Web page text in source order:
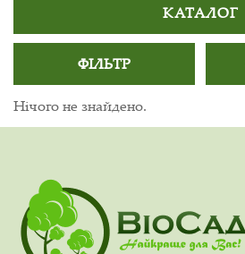
КАТАЛОГ
ФІЛЬТР
Нічого не знайдено.